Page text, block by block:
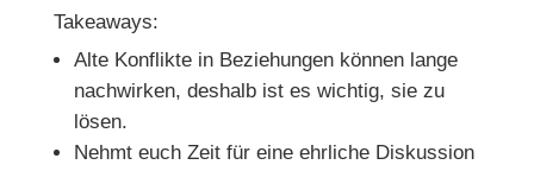
Takeaways:
Alte Konflikte in Beziehungen können lange
nachwirken, deshalb ist es wichtig, sie zu
lösen.
Nehmt euch Zeit für eine ehrliche Diskussion